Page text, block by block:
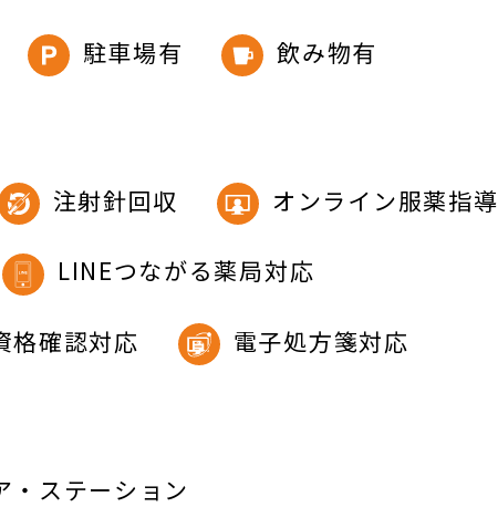
駐車場有 飲み物有
注射針回収 オンライン服薬指
LINEつながる薬局対応
格確認対応 電子処方箋対応
・ステーション